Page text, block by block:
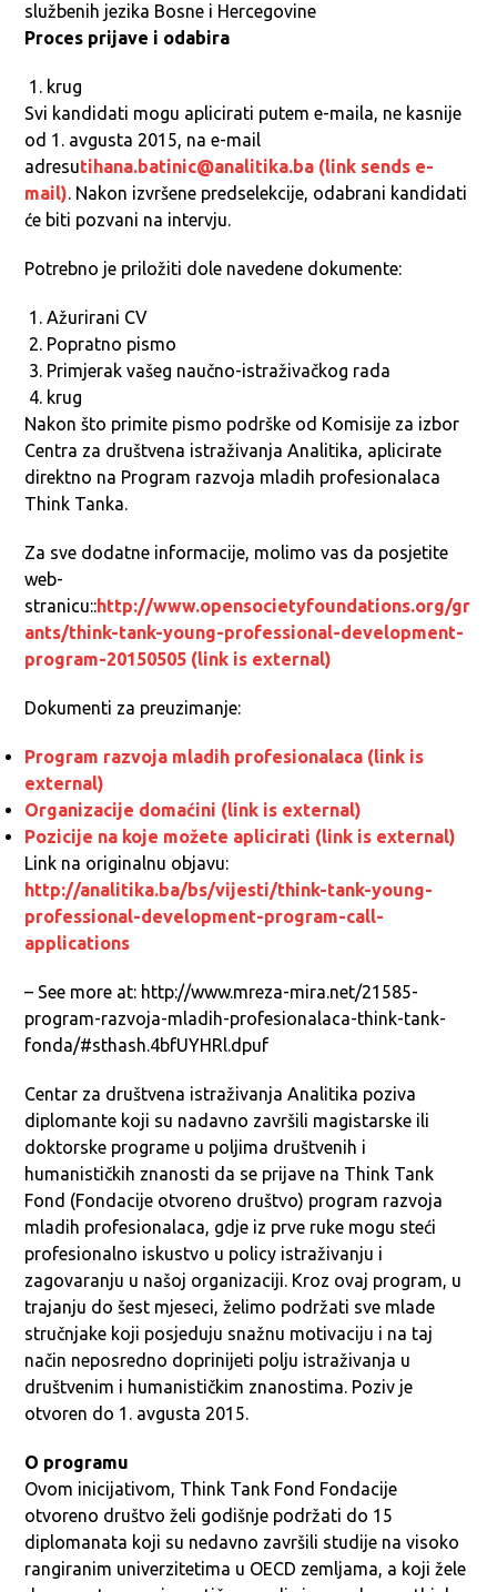
službenih jezika Bosne i Hercegovine
Proces prijave i odabira
krug
Svi kandidati mogu aplicirati putem e-maila, ne kasnije
od 1. avgusta 2015, na e-mail
adresutihana.batinic@analitika.ba (link sends e-
mail). Nakon izvršene predselekcije, odabrani kandidati
će biti pozvani na intervju.
Potrebno je priložiti dole navedene dokumente:
Ažurirani CV
Popratno pismo
Primjerak vašeg naučno-istraživačkog rada
krug
Nakon što primite pismo podrške od Komisije za izbor
Centra za društvena istraživanja Analitika, aplicirate
direktno na Program razvoja mladih profesionalaca
Think Tanka.
Za sve dodatne informacije, molimo vas da posjetite
web-
stranicu::http://www.opensocietyfoundations.org/gr
ants/think-tank-young-professional-development-
program-20150505 (link is external)
Dokumenti za preuzimanje:
Program razvoja mladih profesionalaca (link is
external)
Organizacije domaćini (link is external)
Pozicije na koje možete aplicirati (link is external)
Link na originalnu objavu:
http://analitika.ba/bs/vijesti/think-tank-young-
professional-development-program-call-
applications
– See more at: http://www.mreza-mira.net/21585-
program-razvoja-mladih-profesionalaca-think-tank-
fonda/#sthash.4bfUYHRl.dpuf
Centar za društvena istraživanja Analitika poziva
diplomante koji su nadavno završili magistarske ili
doktorske programe u poljima društvenih i
humanističkih znanosti da se prijave na Think Tank
Fond (Fondacije otvoreno društvo) program razvoja
mladih profesionalaca, gdje iz prve ruke mogu steći
profesionalno iskustvo u policy istraživanju i
zagovaranju u našoj organizaciji. Kroz ovaj program, u
trajanju do šest mjeseci, želimo podržati sve mlade
stručnjake koji posjeduju snažnu motivaciju i na taj
način neposredno doprinijeti polju istraživanja u
društvenim i humanističkim znanostima. Poziv je
otvoren do 1. avgusta 2015.
O programu
Ovom inicijativom, Think Tank Fond Fondacije
otvoreno društvo želi godišnje podržati do 15
diplomanata koji su nedavno završili studije na visoko
rangiranim univerzitetima u OECD zemljama, a koji žele